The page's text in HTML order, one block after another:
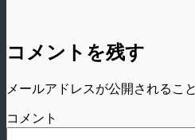
コメントを残す
メールアドレスが公開されるこ
コメント